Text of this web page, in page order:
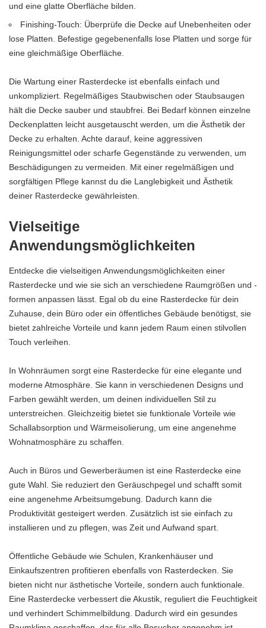
und eine glatte Oberfläche bilden.
Finishing-Touch: Überprüfe die Decke auf Unebenheiten oder
lose Platten. Befestige gegebenenfalls lose Platten und sorge für
eine gleichmäßige Oberfläche.
Die Wartung einer Rasterdecke ist ebenfalls einfach und
unkompliziert. Regelmäßiges Staubwischen oder Staubsaugen
hält die Decke sauber und staubfrei. Bei Bedarf können einzelne
Deckenplatten leicht ausgetauscht werden, um die Ästhetik der
Decke zu erhalten. Achte darauf, keine aggressiven
Reinigungsmittel oder scharfe Gegenstände zu verwenden, um
Beschädigungen zu vermeiden. Mit einer regelmäßigen und
sorgfältigen Pflege kannst du die Langlebigkeit und Ästhetik
deiner Rasterdecke gewährleisten.
Vielseitige
Anwendungsmöglichkeiten
Entdecke die vielseitigen Anwendungsmöglichkeiten einer
Rasterdecke und wie sie sich an verschiedene Raumgrößen und -
formen anpassen lässt. Egal ob du eine Rasterdecke für dein
Zuhause, dein Büro oder ein öffentliches Gebäude benötigst, sie
bietet zahlreiche Vorteile und kann jedem Raum einen stilvollen
Touch verleihen.
In Wohnräumen sorgt eine Rasterdecke für eine elegante und
moderne Atmosphäre. Sie kann in verschiedenen Designs und
Farben gewählt werden, um deinen individuellen Stil zu
unterstreichen. Gleichzeitig bietet sie funktionale Vorteile wie
Schallabsorption und Wärmeisolierung, um eine angenehme
Wohnatmosphäre zu schaffen.
Auch in Büros und Gewerberäumen ist eine Rasterdecke eine
gute Wahl. Sie reduziert den Geräuschpegel und schafft somit
eine angenehme Arbeitsumgebung. Dadurch kann die
Produktivität gesteigert werden. Zusätzlich ist sie einfach zu
installieren und zu pflegen, was Zeit und Aufwand spart.
Öffentliche Gebäude wie Schulen, Krankenhäuser und
Einkaufszentren profitieren ebenfalls von Rasterdecken. Sie
bieten nicht nur ästhetische Vorteile, sondern auch funktionale.
Eine Rasterdecke verbessert die Akustik, reguliert die Feuchtigkeit
und verhindert Schimmelbildung. Dadurch wird ein gesundes